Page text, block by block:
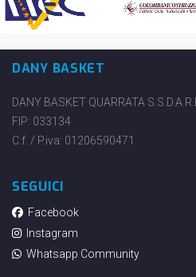
DANY BASKET
DANY BASKET QUARRATA S.S.D.A.R.L.
FIP: 033134
C.f. / P.iva: 01206590471
SEGUICI
Facebook
Instagram
Whatsapp Community